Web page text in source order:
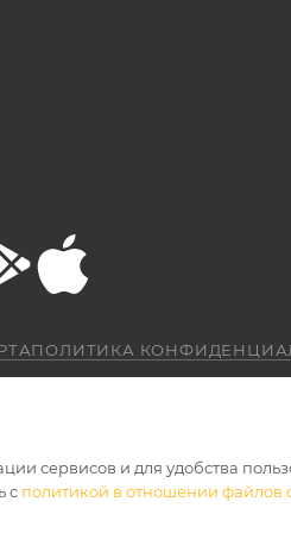
ПОЛИТИКА
сервисов и для удобства
с политикой в отношении файлов